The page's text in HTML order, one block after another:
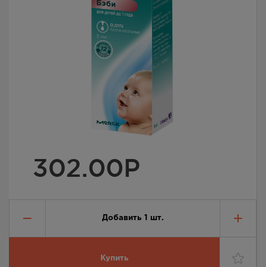
302.00Р
Добавить 1 шт.
Купить